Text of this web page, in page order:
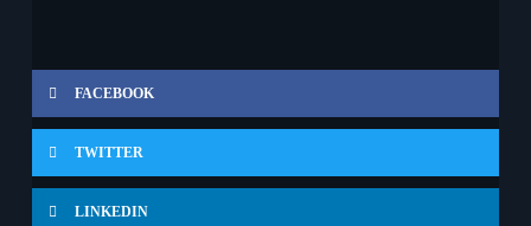
FACEBOOK
TWITTER
LINKEDIN